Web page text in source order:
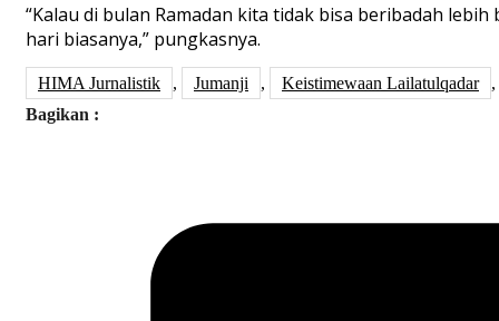
“Kalau di bulan Ramadan kita tidak bisa beribadah
hari biasanya,” pungkasnya.
HIMA Jurnalistik , Jumanji , Keistimewaan Lailatulqadar
,
Bagikan :